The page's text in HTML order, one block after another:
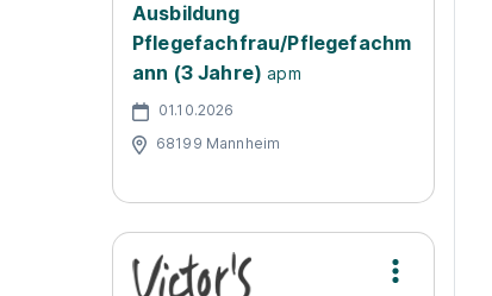
Ausbildung
Pflegefachfrau/Pflegefachm
ann (3 Jahre) apm
01.10.2026
68199 Mannheim